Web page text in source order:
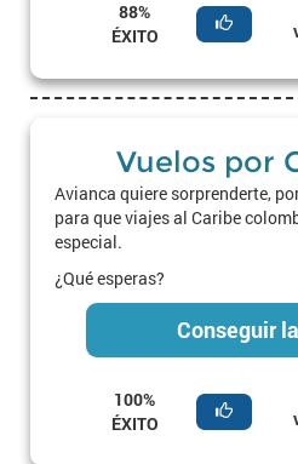
88%
ÉXITO
Vuelos por
Avianca quiere sorprenderte,
para que viajes al Caribe
especial.
¿Qué esperas?
Conseguir
100%
ÉXITO